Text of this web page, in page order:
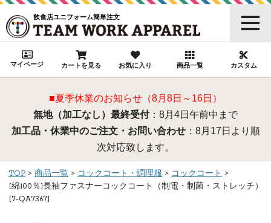
飲食店ユニフォーム簡単注文
マイページ カートを見る お気に入り 商品一覧 カスタム
■夏季休業のお知らせ（8月8日～16日）
無地（加工なし）最終受付：8月4日午前中まで
加工品・休業中のご注文・お問い合わせ：8月17日より順
次対応致します。
TOP 商品一覧 コックコート・調理服
コックコート
[綿100％]長袖ファスナーコックコート（制電・制菌・ストレッチ）
[7-QA7367]